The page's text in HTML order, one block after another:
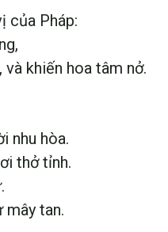
của Pháp:
khiến hoa tâm nở.
nhu hòa.
thở tỉnh.
mây tan.